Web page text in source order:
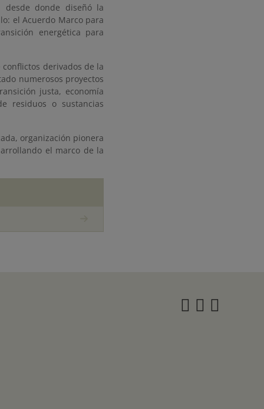
desde donde diseñó la
el Acuerdo Marco para
energética para
derivados de la
numerosos proyectos
justa, economía
residuos o sustancias
organización pionera
el marco de la
Twitter